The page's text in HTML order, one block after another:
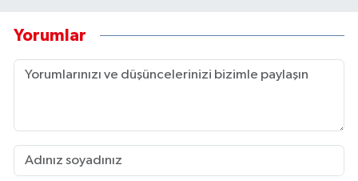
Yorumlar